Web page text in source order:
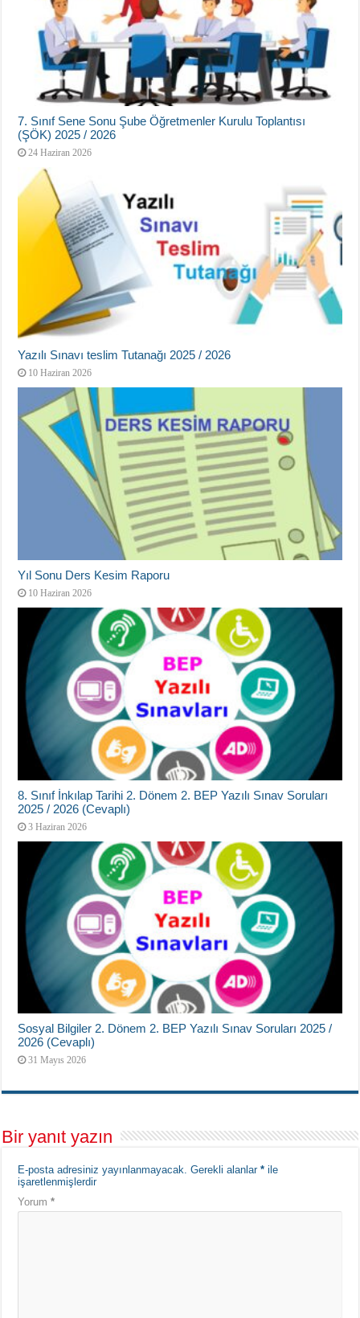
7. Sınıf Sene Sonu Şube Öğretmenler Kurulu Toplantısı
(ŞÖK) 2025 / 2026
24 Haziran 2026
Yazılı Sınavı teslim Tutanağı 2025 / 2026
10 Haziran 2026
Yıl Sonu Ders Kesim Raporu
10 Haziran 2026
8. Sınıf İnkılap Tarihi 2. Dönem 2. BEP Yazılı Sınav Soruları
2025 / 2026 (Cevaplı)
3 Haziran 2026
Sosyal Bilgiler 2. Dönem 2. BEP Yazılı Sınav Soruları 2025 /
2026 (Cevaplı)
31 Mayıs 2026
Bir yanıt yazın
E-posta adresiniz yayınlanmayacak. Gerekli alanlar* ile
işaretlenmişlerdir
Yorum*